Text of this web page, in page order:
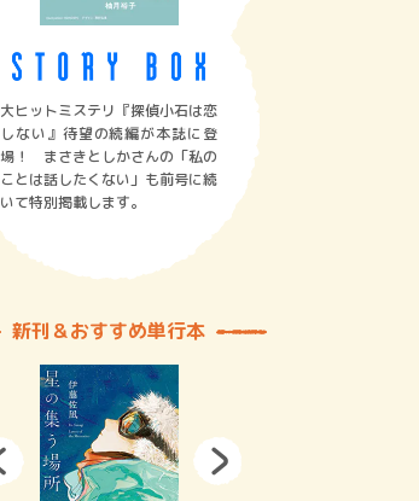
大ヒットミステリ『探偵小石は恋
しない』待望の続編が本誌に登
場！ まさきとしかさんの「私の
ことは話したくない」も前号に続
いて特別掲載します。
新刊＆おすすめ単行本